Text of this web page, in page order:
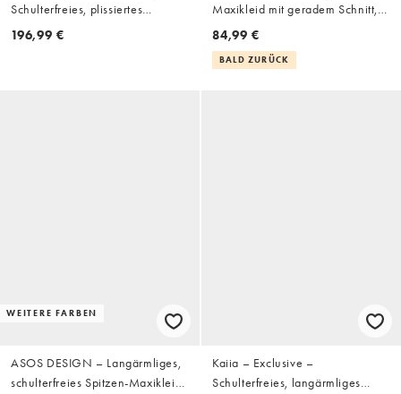
Schulterfreies, plissiertes
Maxikleid in Rosa mit
196,99 €
Maxikleid mit geradem Schnitt,
abfallender Schulterpartie und
schwarz-weißem Blumenmuster
84,99 €
BALD ZURÜCK
WEITERE FARBEN
ASOS DESIGN – Langärmliges,
schulterfreies Spitzen-Maxikleid
Kaiia – Exclusive –
Schulterfreies, langärmliges